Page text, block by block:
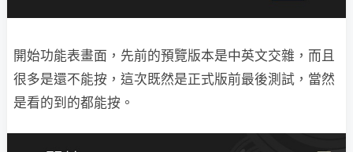
開始功能表畫面，先前的預覽版本是中英文交雜，而且
很多是還不能按，這次既然是正式版前最後測試，當然
是看的到的都能按。